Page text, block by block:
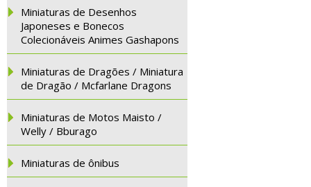
Miniaturas de Desenhos
Japoneses e Bonecos
Colecionáveis Animes Gashapons
Miniaturas de Dragões / Miniatura
de Dragão / Mcfarlane Dragons
Miniaturas de Motos Maisto /
Welly / Bburago
Miniaturas de ônibus